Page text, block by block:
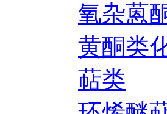
氧杂蒽
黄酮类
萜类